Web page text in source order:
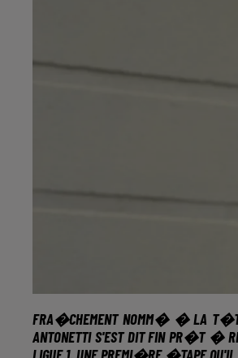
FRA�CHEMENT NOMM� � LA
ANTONETTI S'EST DIT FIN PR�T �
LIGUE 1, UNE PREMI�RE �TAPE QU'IL